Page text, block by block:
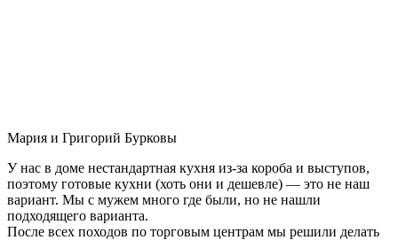
Мария и Григорий Бурковы
У нас в доме нестандартная кухня из-за короба и выступов,
поэтому готовые кухни (хоть они и дешевле) — это не наш
вариант. Мы с мужем много где были, но не нашли
подходящего варианта.
После всех походов по торговым центрам мы решили делать